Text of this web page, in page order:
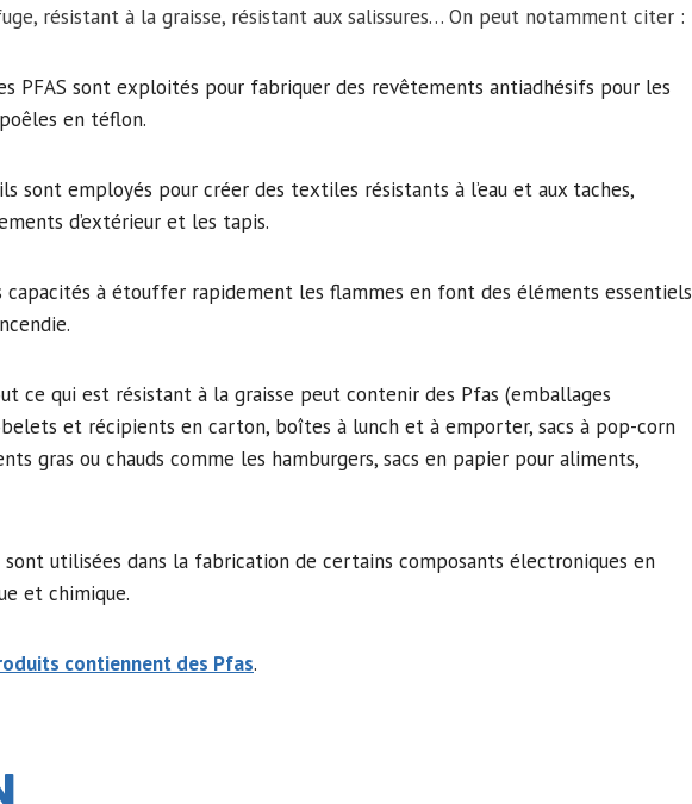
résistant à la graisse, résistant aux salissures… On peut notamment citer :
PFAS sont exploités pour fabriquer des revêtements antiadhésifs pour les
en téflon.
sont employés pour créer des textiles résistants à l’eau et aux taches,
d’extérieur et les tapis.
capacités à étouffer rapidement les flammes en font des éléments essentiels
ce qui est résistant à la graisse peut contenir des Pfas (emballages
et récipients en carton, boîtes à lunch et à emporter, sacs à pop-corn
gras ou chauds comme les hamburgers, sacs en papier pour aliments,
sont utilisées dans la fabrication de certains composants électroniques en
et chimique.
contiennent des Pfas.